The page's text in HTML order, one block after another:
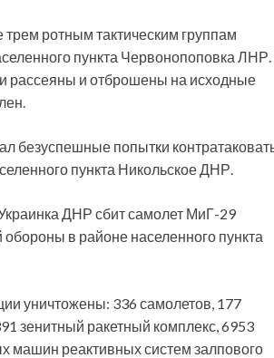
ротным тактическим группам
пункта Червонопоповка
рассеяны и отброшены на исходные
безуспешные попытки
пункта Никольское ДНР.
ДНР сбит самолет МиГ-29
в районе населенного пункта
уничтожены: 336 самолетов, 177
зенитный ракетный комплекс, 6953
машин реактивных систем залпового